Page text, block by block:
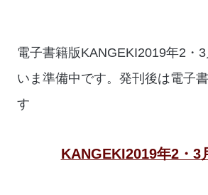
電子書籍版KANGEKI2019年2・
いま準備中です。発刊後は電子
す
KANGEKI2019年2・3